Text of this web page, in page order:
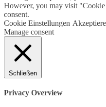
However, you may visit
consent.
Cookie Einstellungen
Manage consent
Schließen
Privacy Overview